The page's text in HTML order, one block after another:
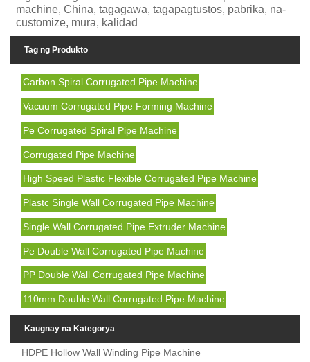
machine, China, tagagawa, tagapagtustos, pabrika, na-
customize, mura, kalidad
Tag ng Produkto
Carbon Spiral Corrugated Pipe Machine
Vacuum Corrugated Pipe Forming Machine
Pe Corrugated Spiral Pipe Machine
Corrugated Pipe Machine
High Speed ​​Plastic Flexible Corrugated Pipe Machine
Plastc Single Wall Corrugated Pipe Machine
Single Wall Corrugated Pipe Extruder Machine
Pe Double Wall Corrugated Pipe Machine
PP Double Wall Corrugated Pipe Machine
110mm Double Wall Corrugated Pipe Machine
Kaugnay na Kategorya
HDPE Hollow Wall Winding Pipe Machine